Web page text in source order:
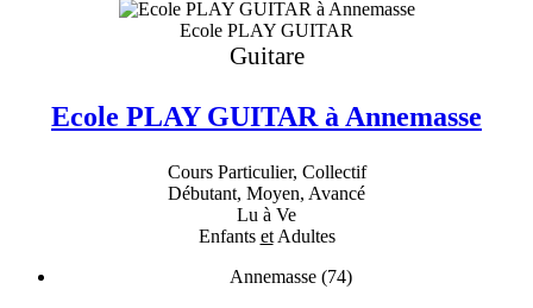
Ecole PLAY GUITAR
Guitare
Ecole PLAY GUITAR à Annemasse
Cours Particulier, Collectif
Débutant, Moyen, Avancé
Lu à Ve
Enfants etAdultes
Annemasse (74)